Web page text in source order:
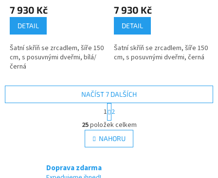
7 930 Kč
DETAIL
Šatní skříň se zrcadlem, šíře 150
cm, s posuvnými dveřmi, bílá/
černá
7 930 Kč
DETAIL
Šatní skříň se zrcadlem, šíře 150
cm, s posuvnými dveřmi, černá
O
v
l
á
NAČÍST 7 DALŠÍCH
S
t
r
á
n
k
1 2
25položek celkem
NAHORU
Doprava zdarma